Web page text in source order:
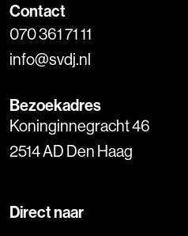
Contact
070 361 71 11
info@svdj.nl
Bezoekadres
Koninginnegracht 46
2514 AD Den Haag
Direct naar